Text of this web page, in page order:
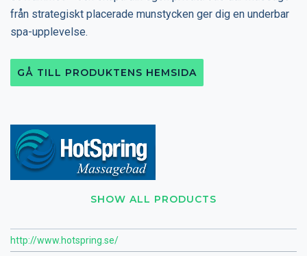
SHOW ALL PRODUCTS
http://www.hotspring.se/
från strategiskt placerade munstycken ger dig en underbar
spa-upplevelse.
GÅ TILL PRODUKTENS HEMSIDA